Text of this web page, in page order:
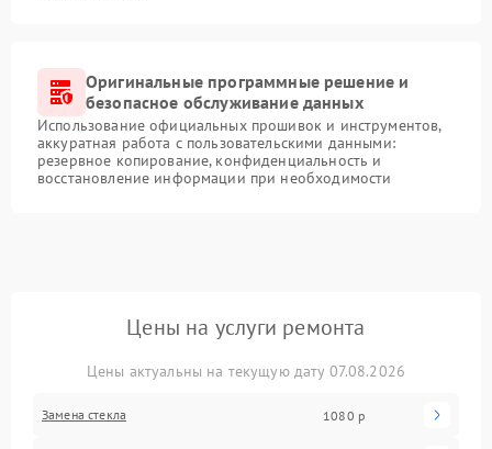
Оригинальные программные решение и
безопасное обслуживание данных
Использование официальных прошивок и инструментов,
аккуратная работа с пользовательскими данными:
резервное копирование, конфиденциальность и
восстановление информации при необходимости
Цены на услуги ремонта
Цены актуальны на текущую дату 07.08.2026
Замена стекла 1080 р